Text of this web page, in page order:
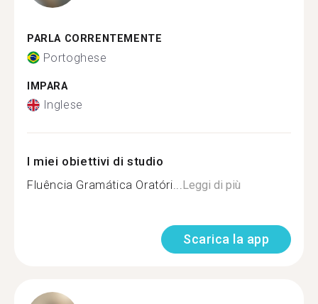
PARLA CORRENTEMENTE
Portoghese
IMPARA
Inglese
I miei obiettivi di studio
Fluência Gramática Oratóri...Leggi di più
Scarica la app